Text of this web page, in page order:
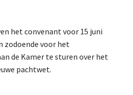
het convenant voor 15 juni
zodoende voor het
de Kamer te sturen over het
pachtwet.